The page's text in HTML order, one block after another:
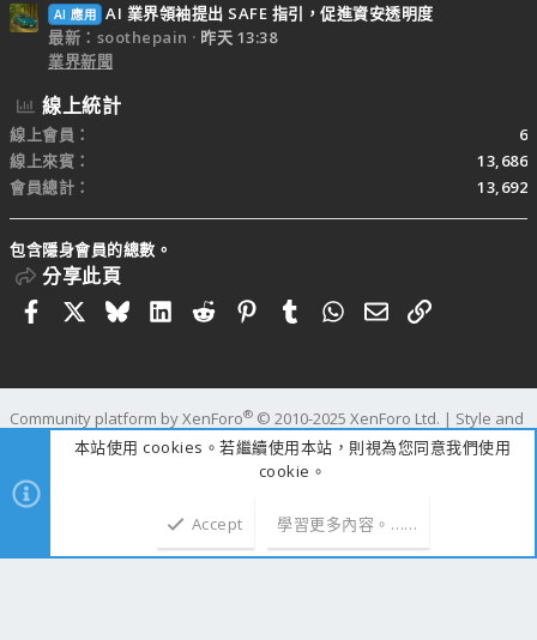
AI 應用 AI 業界領袖提出 SAFE 指引，促進資安透明度
最新：soothepain
昨天 13:38
業界新聞
線上統計
線上會員
6
線上來賓
13,686
會員總計
13,692
包含隱身會員的總數。
分享此頁
FacebookBlueskyLinkedIn
RedditPinterestTumblrWhatsApp
電子郵件
連結
Community platform by XenForo® © 2010-2025 XenForo Ltd. | Style and
add-ons by ThemeHouse
時間 1.0696s
本站使用 cookies。若繼續使用本站，則視為您同意我們使用
cookie。
Accept 學習更多內容。……